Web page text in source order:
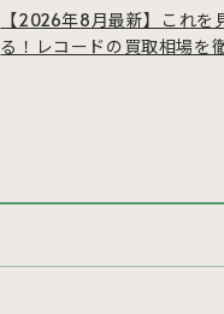
【2026年8月最新】これを
る！レコードの買取相場を